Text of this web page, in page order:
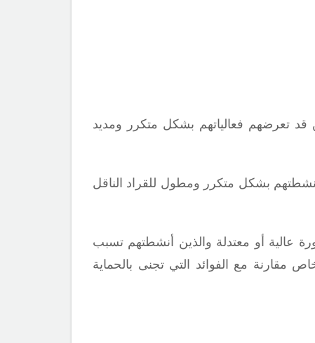
تعرضهم فعالياتهم بشكل متكرر ومديد
بشكل متكرر ومطول للقراد الناقل
عالية أو معتدلة والذين أنشطتهم تسبب
مقارنة مع الفوائد التي تجنى بالحماية